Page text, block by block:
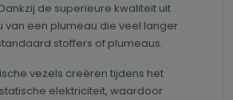
de superieure kwaliteit uit
van een plumeau die veel langer
stoffers of plumeaus.
vezels creëren tijdens het
elektriciteit, waardoor